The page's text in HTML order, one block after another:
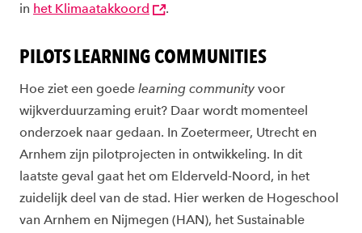
in het Klimaatakkoord .
PILOTS LEARNING COMMUNITIES
Hoe ziet een goede learning community voor
wijkverduurzaming eruit? Daar wordt momenteel
onderzoek naar gedaan. In Zoetermeer, Utrecht en
Arnhem zijn pilotprojecten in ontwikkeling. In dit
laatste geval gaat het om Elderveld-Noord, in het
zuidelijk deel van de stad. Hier werken de Hogeschool
van Arnhem en Nijmegen (HAN), het Sustainable